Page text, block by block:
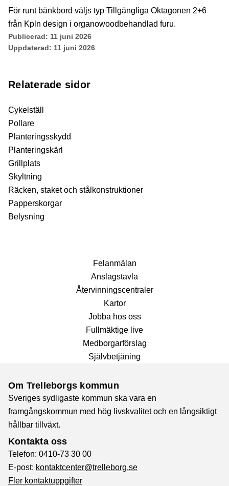
För runt bänkbord väljs typ Tillgängliga Oktagonen 2+6
från Kpln design i organowoodbehandlad furu.
Publicerad: 11 juni 2026
Uppdaterad: 11 juni 2026
Relaterade sidor
Cykelställ
Pollare
Planteringsskydd
Planteringskärl
Grillplats
Skyltning
Räcken, staket och stålkonstruktioner
Papperskorgar
Belysning
Fel­anmälan
Anslags­tavla
Återvinnings­centraler
Kartor
Jobba hos oss
Fullmäktige live
Medborgarförslag
Självbetjäning
Om Trelleborgs kommun
Sveriges sydligaste kommun ska vara en
framgångskommun med hög livskvalitet och en långsiktigt
hållbar tillväxt.
Kontakta oss
Telefon: 0410-73 30 00
E-post: kontaktcenter@trelleborg.se
Fler kontaktuppgifter